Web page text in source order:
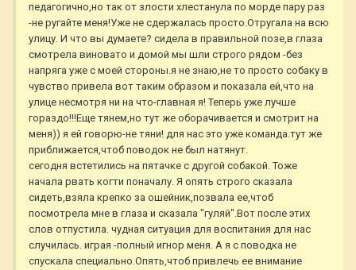
педагогично,но так от злости хлестанула по морде пару раз
-не ругайте меня!Уже не сдержалась просто.Отругала на всю
улицу. И что вы думаете? сидела в правильной позе,в глаза
смотрела виновато и домой мы шли строго рядом -без
напряга уже с моей стороны.я не знаю,не то просто собаку в
чувство привела вот таким образом и показала ей,что на
улице несмотря ни на что-главная я! Теперь уже лучше
гораздо!!!Еще тянем,но тут же оборачивается и смотрит на
меня)) я ей говорю-не тяни! для нас это уже команда.тут же
приближается,чтоб поводок не был натянут.
сегодня встетились на пятачке с другой собакой. Тоже
начала рвать когти поначалу. Я опять строго сказала
сидеть,взяла крепко за ошейник,позвала ее,чтоб
посмотрела мне в глаза и сказала "гуляй".Вот после этих
слов отпустила. чудная ситуация для воспитания для нас
случилась. играя -полный игнор меня. А я с поводка не
спускала специально.Опять,чтоб привлечь ее внимание